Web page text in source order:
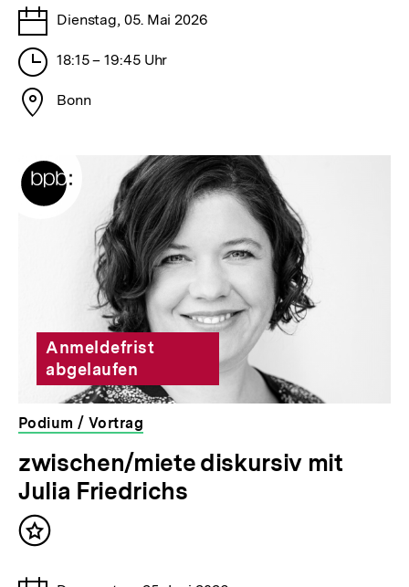
Tage
Dienstag, 05. Mai 2026
Stunden
18:15 – 19:45 Uhr
Stadt
Bonn
Anmeldefrist
abgelaufen
Podium / Vortrag
veranstaltet
von
der
bpb
zwischen/miete diskursiv mit
Julia Friedrichs
Inhalt